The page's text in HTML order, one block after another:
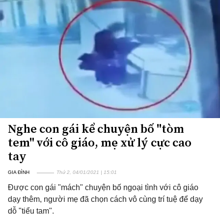
Nghe con gái kể chuyện bố "tòm
tem" với cô giáo, mẹ xử lý cực cao
tay
GIA ĐÌNH Thứ 2, 04/01/2021 | 15:01
Được con gái "mách" chuyện bố ngoại tình với cô giáo
dạy thêm, người mẹ đã chọn cách vô cùng trí tuệ để dạy
dỗ "tiểu tam".